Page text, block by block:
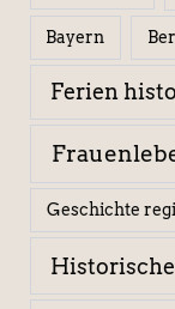
Bayern
Ferien
Geschichte